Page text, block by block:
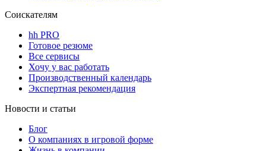
Соискателям
hh PRO
Готовое резюме
Все сервисы
Хочу у вас работать
Производственный календарь
Экспертная рекомендация
Новости и статьи
Блог
О компаниях в игровой форме